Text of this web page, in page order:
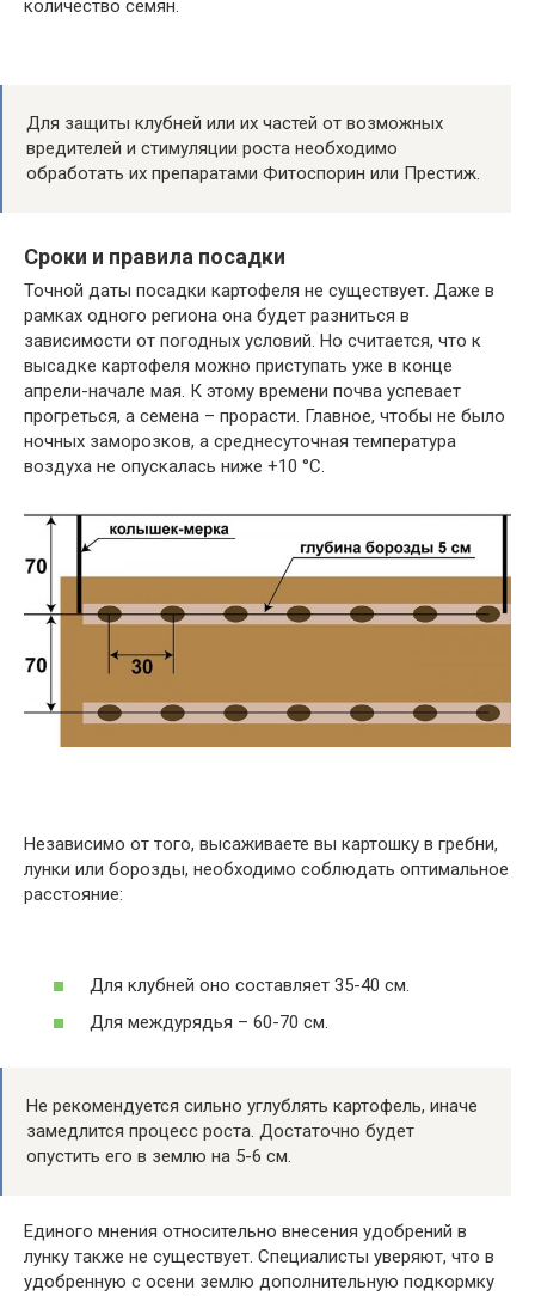
количество семян.
Для защиты клубней или их частей от возможных
вредителей и стимуляции роста необходимо
обработать их препаратами Фитоспорин или Престиж.
Сроки и правила посадки
Точной даты посадки картофеля не существует. Даже в
рамках одного региона она будет разниться в
зависимости от погодных условий. Но считается, что к
высадке картофеля можно приступать уже в конце
апрели-начале мая. К этому времени почва успевает
прогреться, а семена – прорасти. Главное, чтобы не было
ночных заморозков, а среднесуточная температура
воздуха не опускалась ниже +10 °C.
Независимо от того, высаживаете вы картошку в гребни,
лунки или борозды, необходимо соблюдать оптимальное
расстояние:
Для клубней оно составляет 35-40 см.
Для междурядья – 60-70 см.
Не рекомендуется сильно углублять картофель, иначе
замедлится процесс роста. Достаточно будет
опустить его в землю на 5-6 см.
Единого мнения относительно внесения удобрений в
лунку также не существует. Специалисты уверяют, что в
удобренную с осени землю дополнительную подкормку